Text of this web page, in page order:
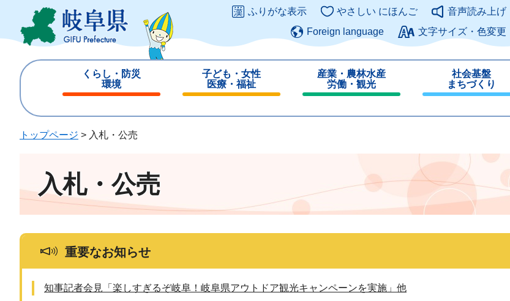
ジ
ュ
このページの本文へ
ふりがな表示 やさしい にほんご
音声読み上げ
Foreign language
文字サイズ・色変更
くらし・防災
環境
じ
子ども・女性
医療・福祉
じ
産業・農林水産
労働・観光
じ
社会基盤
まちづくり
じ
トップページ > 入札・公売
入札・公売
重要なお知らせ
知事記者会見「楽しすぎるぞ岐阜！岐阜県アウトドア観光キャンペーンを実施」他